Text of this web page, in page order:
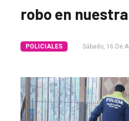
El
único
DIARIO
robo en
POLICIALES Sábado, 16 De